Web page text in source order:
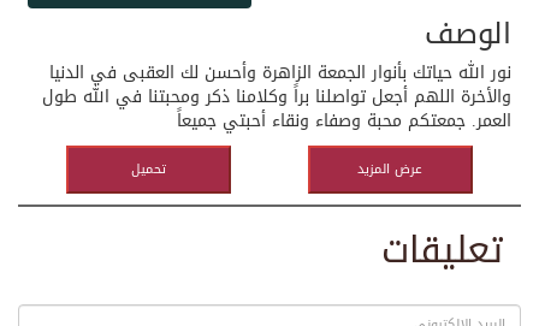
الوصف
نور الله حياتك بأنوار الجمعة الزاهرة وأحسن لك العقبى في الدنيا
والأخرة اللهم أجعل تواصلنا براً وكلامنا ذكر ومحبتنا في الله طول
العمر. جمعتكم محبة وصفاء ونقاء أحبتي جميعاً
تحميل عرض المزيد
تعليقات